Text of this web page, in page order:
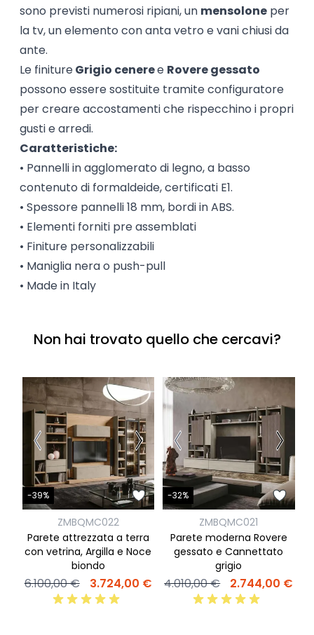
sono previsti numerosi ripiani, un mensoloneper
la tv, un elemento con anta vetro e vani chiusi da
ante.
Le finitureGrigio ceneree Rovere gessato
possono essere sostituite tramite configuratore
per creare accostamenti che rispecchino i propri
gusti e arredi.
Caratteristiche:
• Pannelli in agglomerato di legno, a basso
contenuto di formaldeide, certificati E1.
• Spessore pannelli 18 mm, bordi in ABS.
• Elementi forniti pre assemblati
• Finiture personalizzabili
• Maniglia nera o push-pull
• Made in Italy
Non hai trovato quello che cercavi?
-39%
ZMBQMC022
Parete attrezzata a terra
con vetrina, Argilla e Noce
biondo
6.100,00 € 3.724,00 €
-32%
ZMBQMC021
Parete moderna Rovere
gessato e Cannettato
grigio
4.010,00 € 2.744,00 €